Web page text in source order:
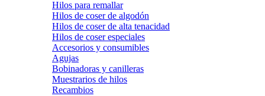
Hilos para remallar
Hilos de coser de algodón
Hilos de coser de alta tenacidad
Hilos de coser especiales
Accesorios y consumibles
Agujas
Bobinadoras y canilleras
Muestrarios de hilos
Recambios